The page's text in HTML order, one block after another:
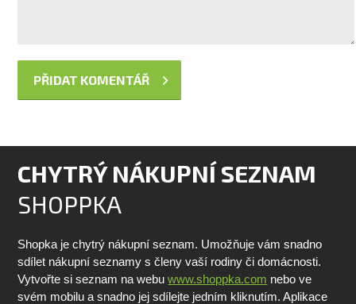
CHYTRÝ NÁKUPNÍ SEZNAM
SHOPPKA
Shopka je chytrý nákupní seznam. Umožňuje vám snadno
sdílet nákupní seznamy s členy vaší rodiny či domácnosti.
Vytvořte si seznam na webuwww.shoppka.com nebo ve
svém mobilu a snadno jej sdílejte jedním kliknutím. Aplikace